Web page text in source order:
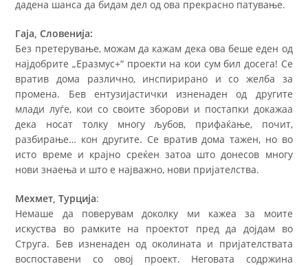
дадена шанса да бидам дел од ова прекрасно патување.
Гаја, Словенија:
Без претерување, можам да кажам дека ова беше еден од
најдобрите „Еразмус+“ проекти на кои сум бил досега! Се
вратив дома различно, инспирирано и со желба за
промена. Бев ентузијастички изненаден од другите
млади луѓе, кои со своите зборови и постапки докажаа
дека носат толку многу љубов, прифаќање, почит,
разбирање… кон другите. Се вратив дома тажен, но во
исто време и крајно среќен затоа што донесов многу
нови знаења и што е најважно, нови пријателства.
Мехмет, Турција:
Немаше да поверувам доколку ми кажеа за моите
искуства во рамките на проектот пред да дојдам во
Струга. Бев изненаден од околината и пријателствата
воспоставени со овој проект. Неговата содржина